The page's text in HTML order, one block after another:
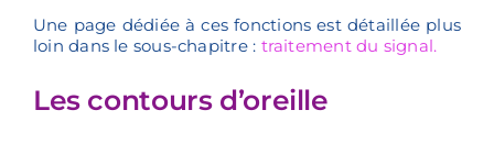
Une page dédiée à ces fonctions est détaillée plus
loin dans le sous-chapitre : traitement du signal.
Les contours d’oreille